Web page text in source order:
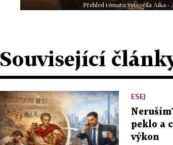
Přehled tématu vytvořila Aika -
Související
ESEJ
peklo a
výkon